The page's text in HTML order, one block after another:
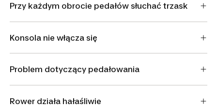
Przy każdym obrocie pedałów słuchać trzask
Konsola nie włącza się
Problem dotyczący pedałowania
Rower działa hałaśliwie